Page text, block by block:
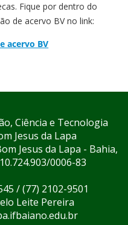
Fique por dentro do
de acervo BV no link:
acervo BV
Ciência e Tecnologia
Jesus da Lapa
Jesus da Lapa - Bahia,
0006-83
/ (77) 2102-9501
Leite Pereira